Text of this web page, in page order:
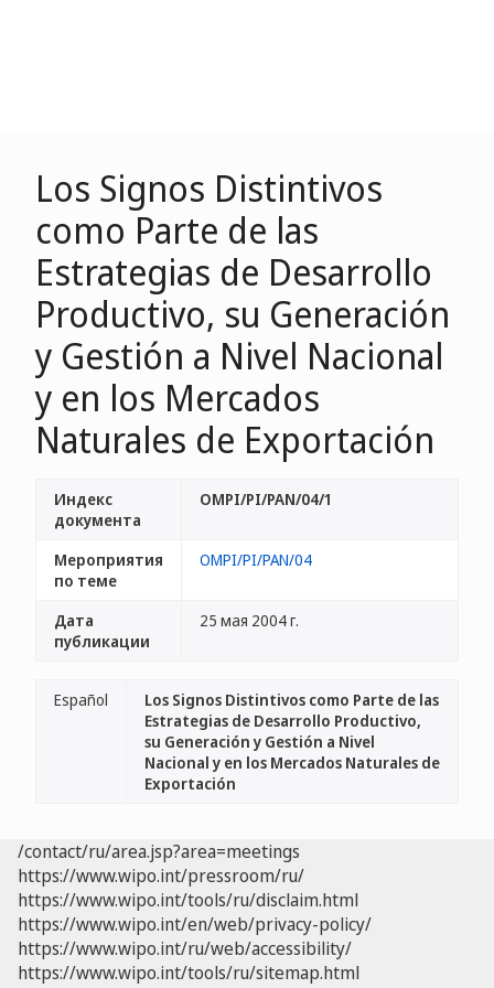
Los Signos Distintivos
como Parte de las
Estrategias de Desarrollo
Productivo, su Generación
y Gestión a Nivel Nacional
y en los Mercados
Naturales de Exportación
Индекс
документа
OMPI/PI/PAN/04/1
Мероприятия
по теме
OMPI/PI/PAN/04
Дата
публикации
25 мая 2004 г.
Español
Los Signos Distintivos como Parte de las
Estrategias de Desarrollo Productivo,
su Generación y Gestión a Nivel
Nacional y en los Mercados Naturales de
Exportación
/contact/ru/area.jsp?area=meetings
https://www.wipo.int/pressroom/ru/
https://www.wipo.int/tools/ru/disclaim.html
https://www.wipo.int/en/web/privacy-policy/
https://www.wipo.int/ru/web/accessibility/
https://www.wipo.int/tools/ru/sitemap.html